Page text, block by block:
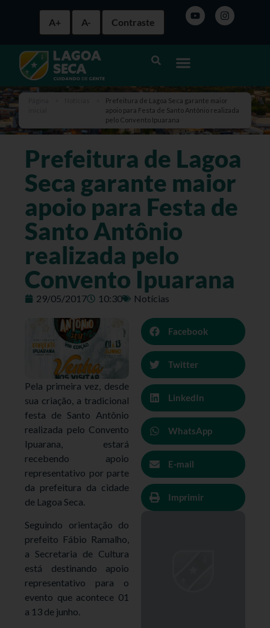
A+ A- Contraste
Prefeitura de Lagoa Seca garante maior
apoio para Festa de Santo Antônio realizada
pelo Convento Ipuarana
Prefeitura de Lagoa
Seca garante maior
apoio para Festa de
Santo Antônio
realizada pelo
Convento Ipuarana
29/05/2017 10:30 Notícias
Pela primeira vez, desde
sua criação, a tradicional
festa de Santo Antônio
realizada pelo Convento
Ipuarana, estará
recebendo apoio
representativo por parte
da prefeitura da cidade
de Lagoa Seca.
Seguindo orientação do
prefeito Fábio Ramalho,
a Secretaria de Cultura
está destinando apoio
representativo para o
evento que acontece 01
a 13 de junho.
Facebook
Twitter
LinkedIn
WhatsApp
E-mail
Imprimir